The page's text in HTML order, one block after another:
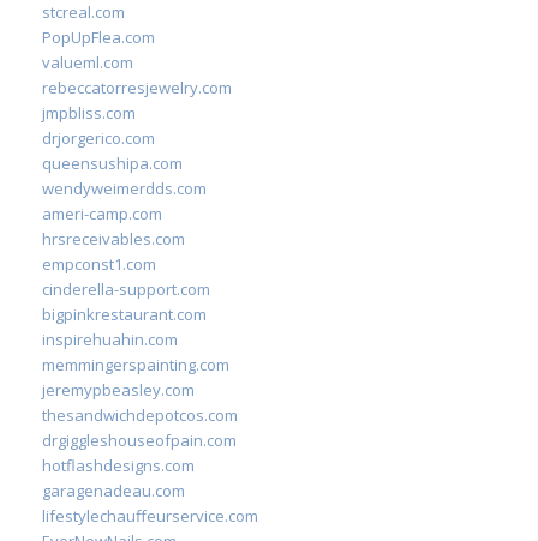
stcreal.com
PopUpFlea.com
valueml.com
rebeccatorresjewelry.com
jmpbliss.com
drjorgerico.com
queensushipa.com
wendyweimerdds.com
ameri-camp.com
hrsreceivables.com
empconst1.com
cinderella-support.com
bigpinkrestaurant.com
inspirehuahin.com
memmingerspainting.com
jeremypbeasley.com
thesandwichdepotcos.com
drgiggleshouseofpain.com
hotflashdesigns.com
garagenadeau.com
lifestylechauffeurservice.com